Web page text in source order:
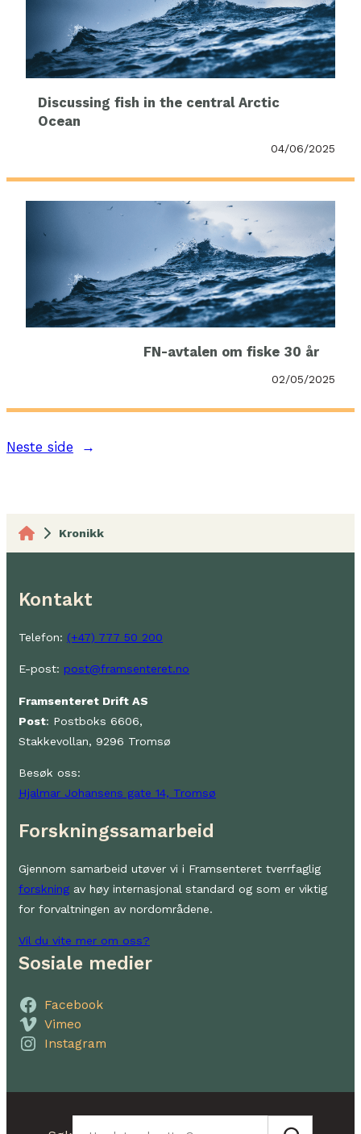
Discussing fish in the central Arctic
Ocean
04/06/2025
FN-avtalen om fiske 30 år
02/05/2025
Neste side →
Kronikk
Kontakt
Telefon: (+47) 777 50 200
E-post: post@framsenteret.no
Framsenteret Drift AS
Post: Postboks 6606,
Stakkevollan, 9296 Tromsø
Besøk oss:
Hjalmar Johansens gate 14, Tromsø
Forskningssamarbeid
Gjennom samarbeid utøver vi i Framsenteret tverrfaglig
forskning av høy internasjonal standard og som er viktig
for forvaltningen av nordområdene.
Vil du vite mer om oss?
Sosiale medier
Facebook
Vimeo
Instagram